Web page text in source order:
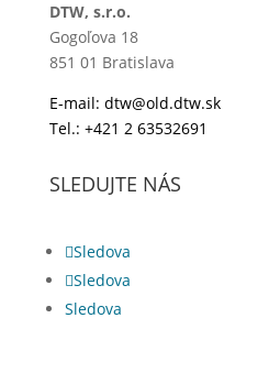
DTW, s.r.o.
Gogoľova 18
851 01 Bratislava
E-mail: dtw@old.dtw.sk
Tel.: +421 2 63532691
SLEDUJTE NÁS
Sledova
Sledova
Sledova